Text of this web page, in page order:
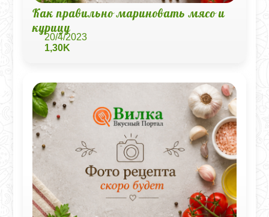
Как правильно мариновать мясо и
курицу
20/4/2023
1,30K